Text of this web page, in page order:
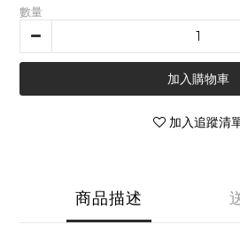
數量
加入購物車
加入追蹤清
商品描述